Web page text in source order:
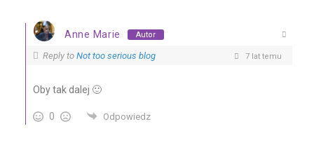
Anne Marie Autor
Reply to Not too serious blog 7 lat temu
Oby tak dalej 🙂
0 Odpowiedz